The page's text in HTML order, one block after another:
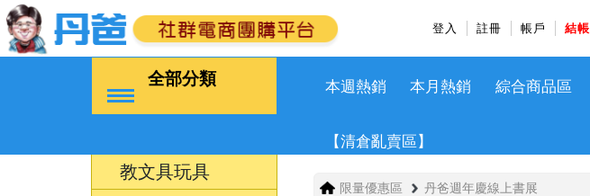
登入 註冊 帳戶 結帳
全部分類 本週熱銷 本月熱銷 綜合商品區
【清倉亂賣區】
教文具玩具
限量優惠區 丹爸週年慶線上書展